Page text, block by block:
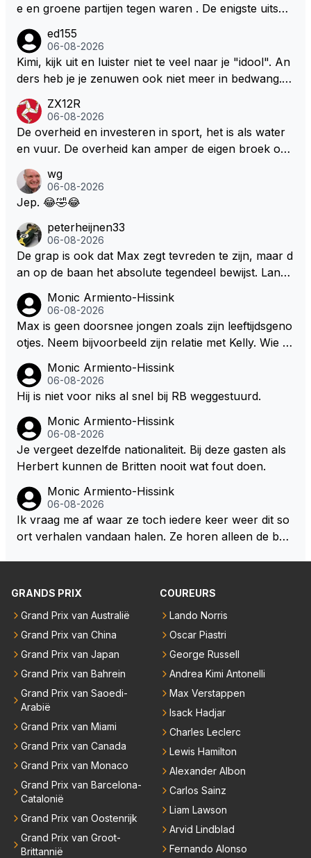
e en groene partijen tegen waren . De enigste uitspr
over dan kunnen ze hun eigen uitlaat gassen inade
men maar niet wetende was dat de F1 motor schone
r is dan een normale auto. Dus denk echt niet dat de
ters zullen steunen laat staan om een euro in het cir
cuit Zandvoort te steken
ed155
06-08-2026
Kimi, kijk uit en luister niet te veel naar je "idool". An
ders heb je je zenuwen ook niet meer in bedwang. Zi
Marquez/Jos ? Veel gezelliger
ZX12R
06-08-2026
De overheid en investeren in sport, het is als water
en vuur. De overheid kan amper de eigen broek oph
s. Je kunt de Staat het best vergelijken met de sherif
f van Nottinghem (Robin Hood) welk achter de bom
m/haar van zijn laatste zuurverdiende stuiver te ber
oven. De Staat heeft nooit ooit maar een stuiver in Z
andvoort willen investeren en dat zal ook nooit gebe
uren. Afdragen van BTW gelden en vergunningen bi
j dergelijke sportievefestiviteiten MOET je dan weer
wel afstaan, de parasiet.
wg
06-08-2026
Jep. 😂🤣😂
peterheijnen33
06-08-2026
De grap is ook dat Max zegt tevreden te zijn, maar d
an op de baan het absolute tegendeel bewijst. Lando
dan eigenlijk niet echt zien. ;)
Monic Armiento-Hissink
06-08-2026
Max is geen doorsnee jongen zoals zijn leeftijdsgeno
otjes. Neem bijvoorbeeld zijn relatie met Kelly. Wie g
artjes ouder is en al een kleine heeft van een voorm
alig RB-lid op de leeftijd van 23 jaar? Hij doet dingen
oon. Ieder jaar is er in Hongarije een uitje voor zijn t
eam. Op 28-jarige leeftijd is hij al eigenaar van een su
ccesvol raceteam. Hij is niet alleen speciaal in de aut
Monic Armiento-Hissink
06-08-2026
Hij is niet voor niks al snel bij RB weggestuurd.
Monic Armiento-Hissink
06-08-2026
Je vergeet dezelfde nationaliteit. Bij deze gasten als
Herbert kunnen de Britten nooit wat fout doen.
Monic Armiento-Hissink
06-08-2026
Ik vraag me af waar ze toch iedere keer weer dit so
ort verhalen vandaan halen. Ze horen alleen de boa
emand weet wat er zich afspeelt achter gesloten de
iedereen is vertrokken. Dat er nu een paar jaar acht
er elkaar mensen een andere uitdagingen zoeken of
niet meer in de F1 willen werken is niet zo gek als de
meesten van hen al sinds dat RB hun intrede deed a
anwezig waren. De mensen die nu een aantal van di
e lege plaatsen op gaan vullen hebben ook al jaren
binnen RB gewerkt en zijn voor Max geen vreemde
n meer. Ook andere teams verliezen mensen. Er wo
rdt teveel drama van gemaakt.
GRANDS PRIX
Grand Prix van Australië
Grand Prix van China
Grand Prix van Japan
Grand Prix van Bahrein
Grand Prix van Saoedi-
Arabië
Grand Prix van Miami
Grand Prix van Canada
Grand Prix van Monaco
Grand Prix van Barcelona-
Catalonië
Grand Prix van Oostenrijk
Grand Prix van Groot-
Brittannië
COUREURS
Lando Norris
Oscar Piastri
George Russell
Andrea Kimi Antonelli
Max Verstappen
Isack Hadjar
Charles Leclerc
Lewis Hamilton
Alexander Albon
Carlos Sainz
Liam Lawson
Arvid Lindblad
Fernando Alonso